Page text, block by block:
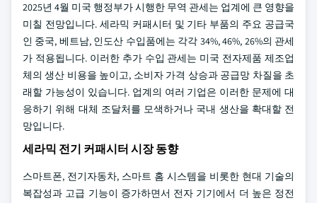
2025년 4월 미국 행정부가 시행한 무역 관세는 업계에 큰 영향을
미칠 전망입니다. 세라믹 커패시터 및 기타 부품의 주요 공급국
인 중국, 베트남, 인도산 수입품에는 각각 34%, 46%, 26%의 관세
가 적용됩니다. 이러한 추가 수입 관세는 미국 전자제품 제조업
체의 생산 비용을 높이고, 소비자 가격 상승과 공급망 차질을 초
래할 가능성이 있습니다. 업계의 여러 기업은 이러한 문제에 대
응하기 위해 대체 조달처를 모색하거나 국내 생산을 확대할 전
망입니다.
세라믹 전기 커패시터 시장 동향
스마트폰, 전기자동차, 스마트 홈 시스템을 비롯한 현대 기술의
복잡성과 고급 기능이 증가하면서 전자 기기에서 더 높은 정전